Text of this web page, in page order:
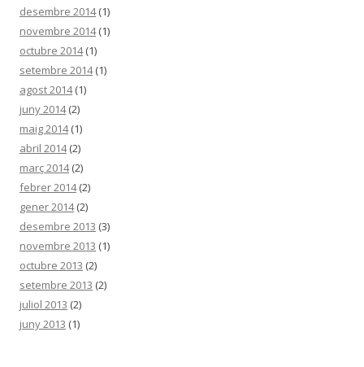
desembre 2014(1)
novembre 2014(1)
octubre 2014(1)
setembre 2014(1)
agost 2014(1)
juny 2014(2)
maig 2014(1)
abril 2014(2)
març 2014(2)
febrer 2014(2)
gener 2014(2)
desembre 2013 (3)
novembre 2013 (1)
octubre 2013 (2)
setembre 2013 (2)
juliol 2013 (2)
juny 2013 (1)